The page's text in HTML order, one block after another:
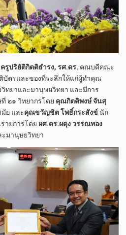
รูปริยัติกิตติธำรง, รศ.ดร. คณบดีคณะ
บัตรและของที่ระลึกให้แก่ผู้ทำคุณ
ทยาและมานุษยวิทยา และมีการ
๒๑ วิทยากรโดย คุณกิตติพงษ์ จันสุ
ย และคุณขวัญชิต โพธิ์กระสังข์ นัก
ายการโดย ผศ.ดร.ผดุง วรรณทอง
มานุษยวิทยา